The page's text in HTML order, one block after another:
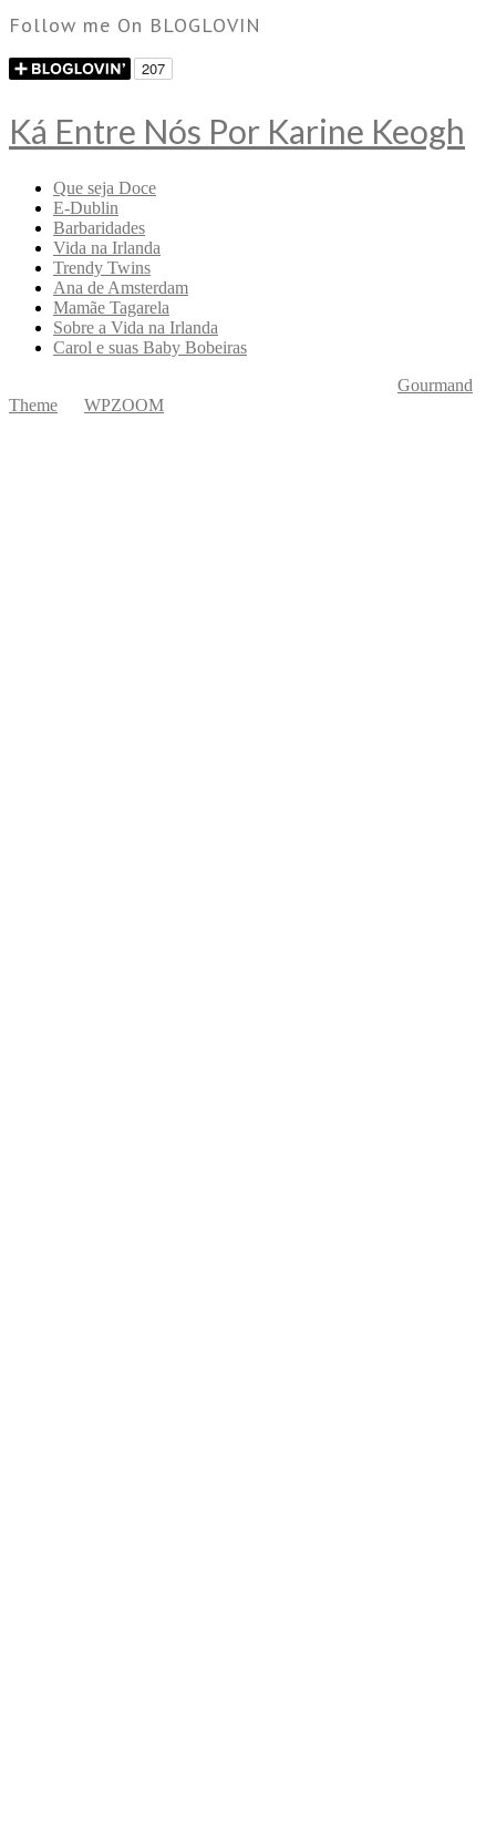
Follow me On BLOGLOVIN
Ká Entre Nós Por Karine Keogh
Que seja Doce
E-Dublin
Barbaridades
Vida na Irlanda
Trendy Twins
Ana de Amsterdam
Mamãe Tagarela
Sobre a Vida na Irlanda
Carol e suas Baby Bobeiras
Gourmand
Theme
WPZOOM